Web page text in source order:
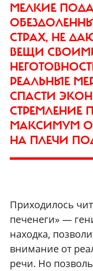
МЕЛКИЕ
СТРАХ, НЕ
ВЕЩИ
РЕАЛЬНЫЕ
СПАСТИ
СТРЕМЛЕНИЕ
МАКСИМУМ
НА ПЛЕЧИ
Приходилось
печенеги» —
находка,
внимание от
речи. Но